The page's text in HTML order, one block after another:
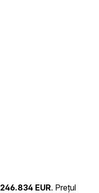
246.834 EUR. Prețul